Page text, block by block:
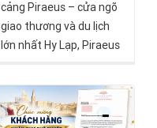
cảng Piraeus – cửa ngõ
giao thương và du lịch
lớn nhất Hy Lạp, Piraeus
những dự án nổi bật
hướng đến nhóm nhà
đầu tư tìm kiếm giá trị